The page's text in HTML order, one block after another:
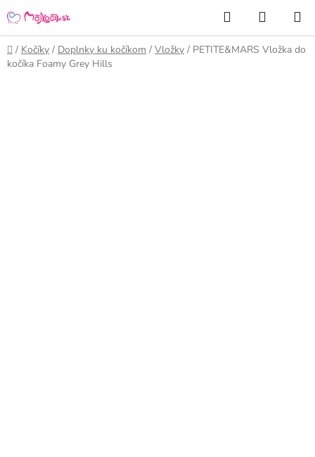
na
obsah
Hľadať
KOŠÍK
Domov
/ Kočíky / Doplnky ku kočíkom / Vložky / PETITE&MARS Vložka do
kočíka Foamy Grey Hills